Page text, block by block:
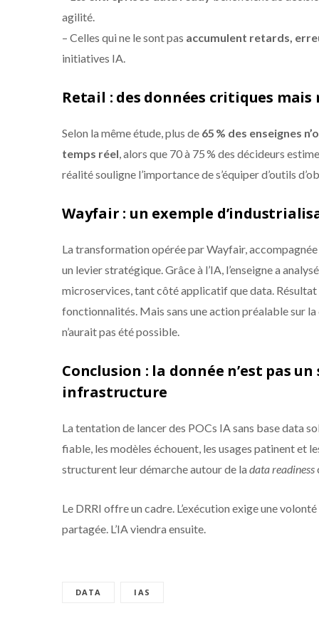
agilité.
– Celles qui ne le sont pas accumulent retards,
initiatives IA.
Retail : des données critiques
Selon la même étude, plus de 65 % des enseignes
temps réel , alors que 70 à 75 % des décideurs
réalité souligne l’importance de s’équiper d’outils
Wayfair : un exemple
La transformation opérée par Wayfair,
un levier stratégique. Grâce à l’IA, l’enseigne a
microservices, tant côté applicatif que data.
fonctionnalités. Mais sans une action préalable sur
n’aurait pas été possible.
Conclusion : la donnée n’est pas un
infrastructure
La tentation de lancer des POCs IA sans base data
fiable, les modèles échouent, les usages patinent et
structurent leur démarche autour de la data readiness
Le DRRI offre un cadre. L’exécution exige une
partagée. L’IA viendra ensuite.
DATA IAS